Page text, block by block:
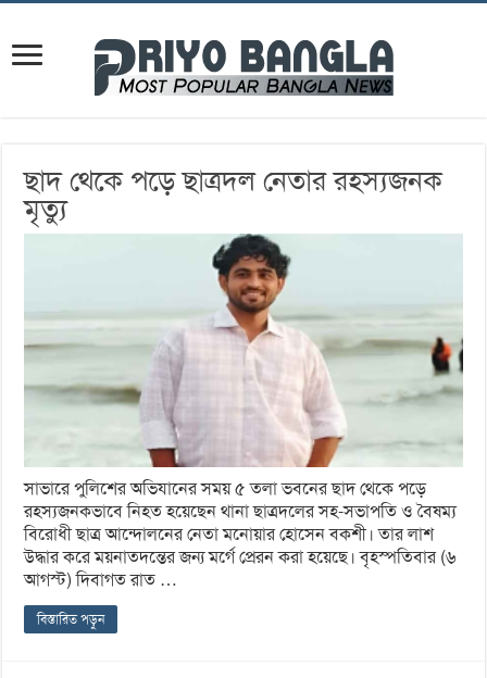
ছাদ থেকে পড়ে ছাত্রদল নেতার রহস্যজনক
মৃত্যু
সাভারে পুলিশের অভিযানের সময় ৫ তলা ভবনের ছাদ থেকে পড়ে
রহস্যজনকভাবে নিহত হয়েছেন থানা ছাত্রদলের সহ-সভাপতি ও বৈষম্য
বিরোধী ছাত্র আন্দোলনের নেতা মনোয়ার হোসেন বকশী। তার লাশ
উদ্ধার করে ময়নাতদন্তের জন্য মর্গে প্রেরন করা হয়েছে। বৃহস্পতিবার (৬
আগস্ট) দিবাগত রাত …
বিস্তারিত পড়ুন